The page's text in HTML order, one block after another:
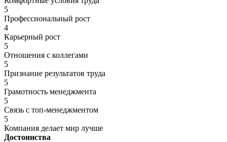
5
Профессиональный рост
4
Карьерный рост
5
Отношения с коллегами
5
Признание результатов труда
5
Грамотность менеджмента
5
Связь с топ-менеджментом
5
Компания делает мир лучше
Достоинства